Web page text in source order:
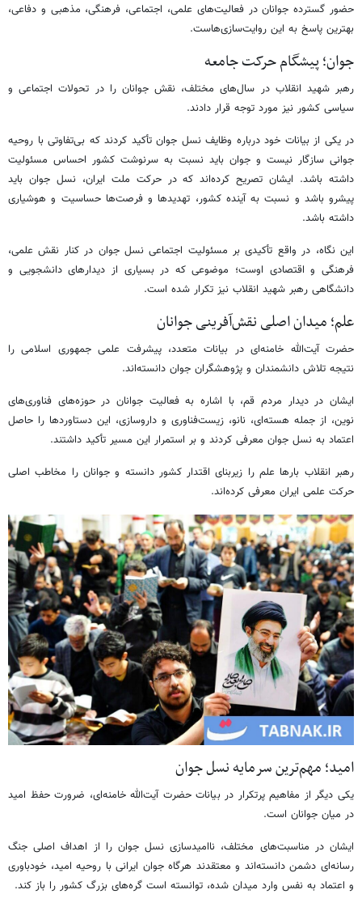
حضور گسترده جوانان در فعالیت‌های علمی، اجتماعی، فرهنگی، مذهبی و دفاعی،
بهترین پاسخ به این روایت‌سازی‌هاست.
جوان؛ پیشگام حرکت جامعه
رهبر شهید انقلاب در سال‌های مختلف، نقش جوانان را در تحولات اجتماعی و
سیاسی کشور نیز مورد توجه قرار دادند.
در یکی از بیانات خود درباره وظایف نسل جوان تأکید کردند که بی‌تفاوتی با روحیه
جوانی سازگار نیست و جوان باید نسبت به سرنوشت کشور احساس مسئولیت
داشته باشد. ایشان تصریح کرده‌اند که در حرکت ملت ایران، نسل جوان باید
پیشرو باشد و نسبت به آینده کشور، تهدیدها و فرصت‌ها حساسیت و هوشیاری
داشته باشد.
این نگاه، در واقع تأکیدی بر مسئولیت اجتماعی نسل جوان در کنار نقش علمی،
فرهنگی و اقتصادی اوست؛ موضوعی که در بسیاری از دیدارهای دانشجویی و
دانشگاهی رهبر شهید انقلاب نیز تکرار شده است.
علم؛ میدان اصلی نقش‌آفرینی جوانان
حضرت آیت‌الله خامنه‌ای در بیانات متعدد، پیشرفت علمی جمهوری اسلامی را
نتیجه تلاش دانشمندان و پژوهشگران جوان دانسته‌اند.
ایشان در دیدار مردم قم، با اشاره به فعالیت جوانان در حوزه‌های فناوری‌های
نوین، از جمله هسته‌ای، نانو، زیست‌فناوری و داروسازی، این دستاوردها را حاصل
اعتماد به نسل جوان معرفی کردند و بر استمرار این مسیر تأکید داشتند.
رهبر انقلاب بارها علم را زیربنای اقتدار کشور دانسته و جوانان را مخاطب اصلی
حرکت علمی ایران معرفی کرده‌اند.
امید؛ مهم‌ترین سرمایه نسل جوان
یکی دیگر از مفاهیم پرتکرار در بیانات حضرت آیت‌الله خامنه‌ای، ضرورت حفظ امید
در میان جوانان است.
ایشان در مناسبت‌های مختلف، ناامیدسازی نسل جوان را از اهداف اصلی جنگ
رسانه‌ای دشمن دانسته‌اند و معتقدند هرگاه جوان ایرانی با روحیه امید، خودباوری
و اعتماد به نفس وارد میدان شده، توانسته است گره‌های بزرگ کشور را باز کند.